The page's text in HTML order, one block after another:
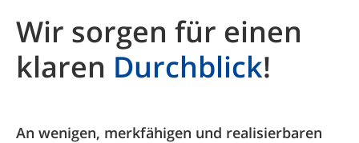
Wir sorgen für einen
klaren Durchblick!
An wenigen, merkfähigen und realisierbaren